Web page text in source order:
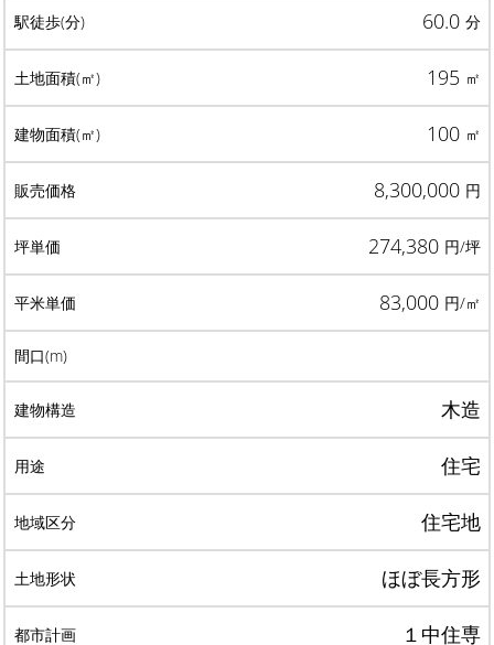
60.0 分
195 ㎡
100 ㎡
8,300,000 円
274,380 円/坪
83,000 円/㎡
木造
住宅
住宅地
ほぼ長方形
１中住専